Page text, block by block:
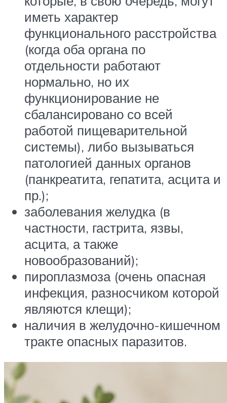
иметь характер
функционального расстройства
(когда оба органа по
отдельности работают
нормально, но их
функционирование не
сбалансировано со всей
работой пищеварительной
системы), либо вызываться
патологией данных органов
(панкреатита, гепатита, асцита и
пр.);
заболевания желудка (в
частности, гастрита, язвы,
асцита, а также
новообразований);
пироплазмоза (очень опасная
инфекция, разносчиком которой
являются клещи);
наличия в желудочно-кишечном
тракте опасных паразитов.